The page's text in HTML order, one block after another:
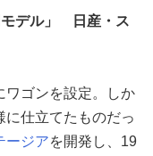
モデル」 日産・ス
ワゴンを設定。しか
に仕立てたものだっ
ージアを開発し、19